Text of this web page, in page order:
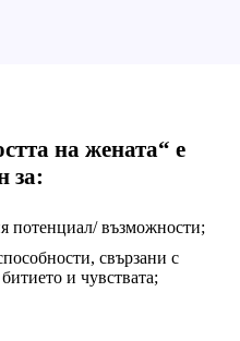
на жената“ е
за:
потенциал/ възможности;
свързани с
и чувствата;